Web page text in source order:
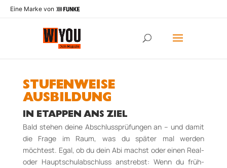
Eine Marke von
STUFENWEISE
AUSBILDUNG
IN ETAPPEN ANS ZIEL
Bald stehen deine Abschlussprüfungen an – und damit
die Frage im Raum, was du spä­ter mal werden
möchtest. Egal, ob du dein Abi machst oder einen Real-
oder Haupt­schulabschluss anstrebst: Wenn du früh­